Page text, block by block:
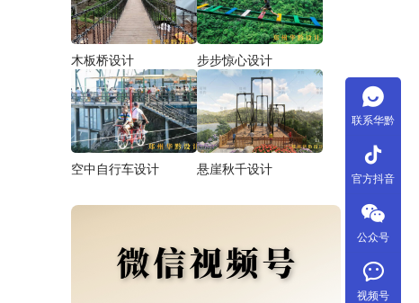
木板桥设计 步步惊心设计
空中自行车设计 悬崖秋千设计
联系华黔
tiktok
官方抖音
公众号
视频号